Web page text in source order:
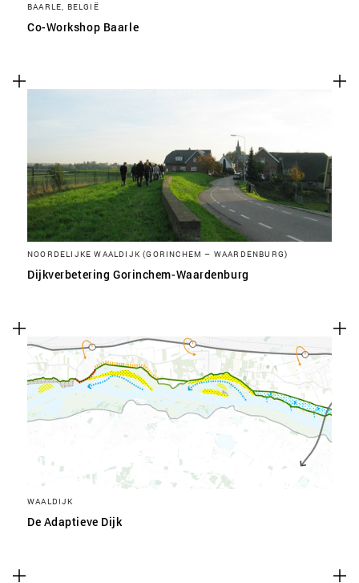
BAARLE, BELGIË
Co-Workshop Baarle
NOORDELIJKE WAALDIJK (GORINCHEM – WAARDENBURG)
Dijkverbetering Gorinchem-Waardenburg
WAALDIJK
De Adaptieve Dijk